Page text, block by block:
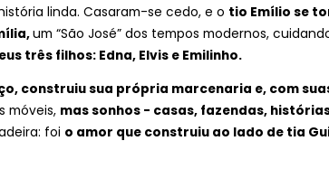
linda. Casaram-se cedo, e o tio Emílio se
um “São José” dos tempos modernos,
eus três filhos: Edna, Elvis e Emilinho.
construiu sua própria marcenaria e, com
móveis, mas sonhos - casas, fazendas,
foi o amor que construiu ao lado de tia